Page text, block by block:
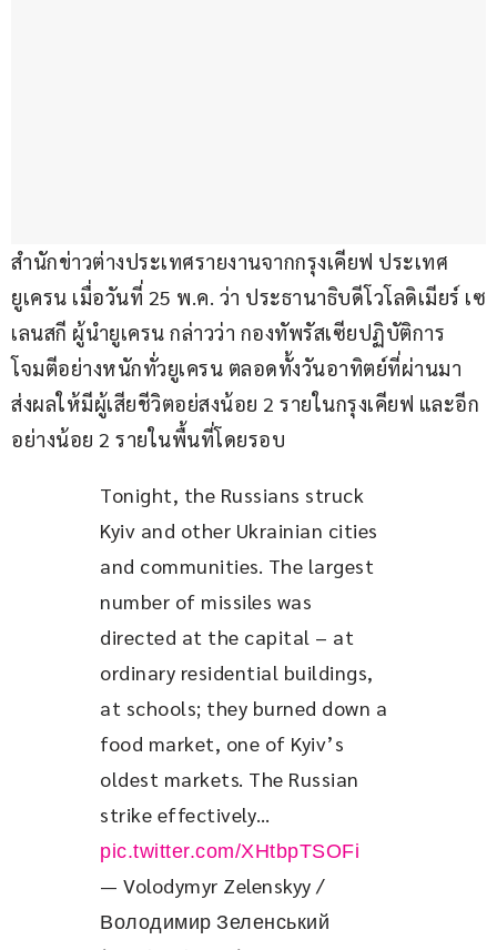
สำนักข่าวต่างประเทศรายงานจากกรุงเคียฟ ประเทศ
ยูเครน เมื่อวันที่ 25 พ.ค. ว่า ประธานาธิบดีโวโลดิเมียร์ เซ
เลนสกี ผู้นำยูเครน กล่าวว่า กองทัพรัสเซียปฏิบัติการ
โจมตีอย่างหนักทั่วยูเครน ตลอดทั้งวันอาทิตย์ที่ผ่านมา
ส่งผลให้มีผู้เสียชีวิตอย่สงน้อย 2 รายในกรุงเคียฟ และอีก
อย่างน้อย 2 รายในพื้นที่โดยรอบ
Tonight, the Russians struck
Kyiv and other Ukrainian cities
and communities. The largest
number of missiles was
directed at the capital – at
ordinary residential buildings,
at schools; they burned down a
food market, one of Kyiv’s
oldest markets. The Russian
strike effectively…
pic.twitter.com/XHtbpTSOFi
— Volodymyr Zelenskyy /
Володимир Зеленський